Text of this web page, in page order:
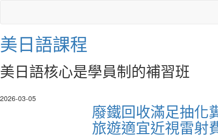
美日語課程
美日語核心是學員制的補習班
2026-03-05
廢鐵回收滿足抽化
旅遊適宜近視雷射